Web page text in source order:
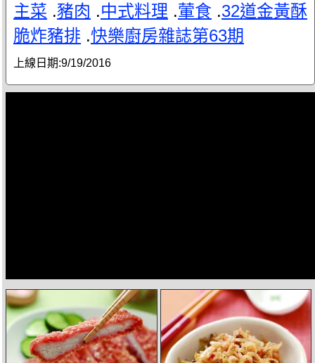
主菜 .豬肉 .中式料理 .葷食 .32道金黃酥
脆炸豬排 .快樂廚房雜誌第63期
上線日期:9/19/2016